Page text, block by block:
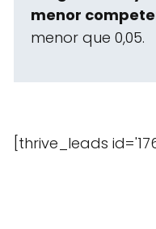
menor
menor que 0,05.
[thrive_leads